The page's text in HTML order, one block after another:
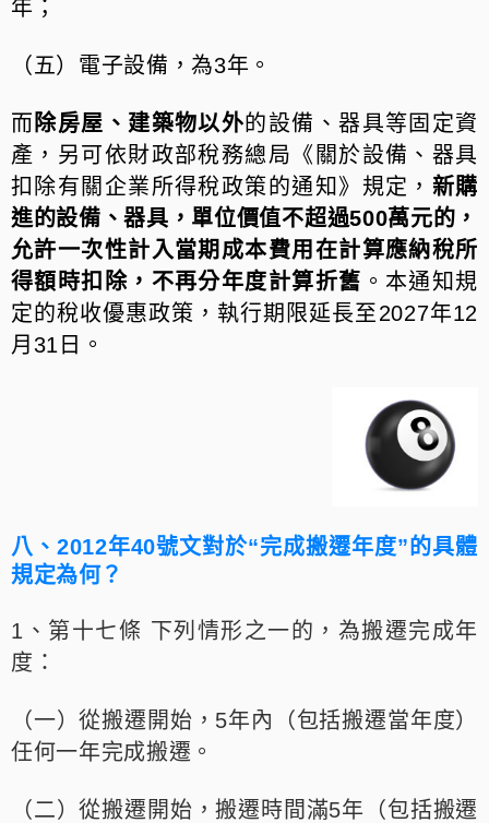
年；
（五）電子設備，為3年。
而 除房屋、建築物以外的設備、器具等固定資
產，另可依財政部稅務總局《關於設備、器具
扣除有關企業所得稅政策的通知》規定， 新購
進的設備、器具，單位價值不超過500萬元的，
允許一次性計入當期成本費用在計算應納稅所
得額時扣除，不再分年度計算折舊 。本通知規
定的稅收優惠政策，執行期限延長至2027年12
月31日。
八、2012年40號文對於“完成搬遷年度”的具體
規定為何？
1、第十七條 下列情形之一的，為搬遷完成年
度：
（一）從搬遷開始，5年內（包括搬遷當年度）
任何一年完成搬遷。
（二）從搬遷開始，搬遷時間滿5年（包括搬遷